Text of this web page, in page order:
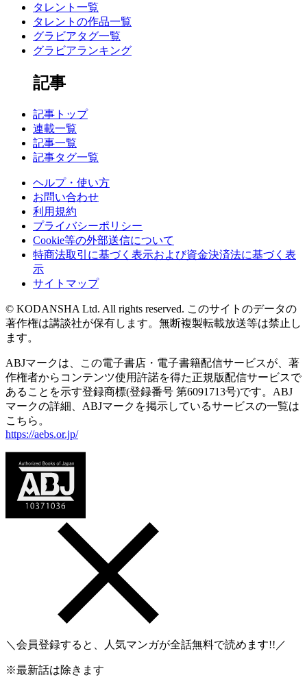
タレント一覧
タレントの作品一覧
グラビアタグ一覧
グラビアランキング
記事
記事トップ
連載一覧
記事一覧
記事タグ一覧
ヘルプ・使い方
お問い合わせ
利用規約
プライバシーポリシー
Cookie等の外部送信について
特商法取引に基づく表示および資金決済法に基づく表
示
サイトマップ
© KODANSHA Ltd. All rights reserved. このサイトのデータの
著作権は講談社が保有します。無断複製転載放送等は禁止し
ます。
ABJマークは、この電子書店・電子書籍配信サービスが、著
作権者からコンテンツ使用許諾を得た正規版配信サービスで
あることを示す登録商標(登録番号 第6091713号)です。ABJ
マークの詳細、ABJマークを掲示しているサービスの一覧は
こちら。
https://aebs.or.jp/
＼会員登録すると、人気マンガが全話無料で読めます!!／
※最新話は除きます